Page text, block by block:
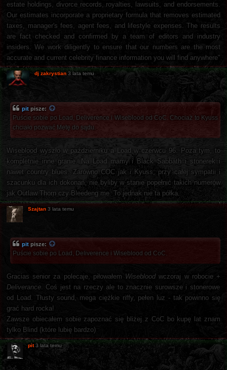
estate holdings, divorce records, royalties, lawsuits, and endorsements.
Our estimates incorporate a proprietary formula that removes estimated
taxes, manager's fees, agent fees, and lifestyle expenses. The results
are fact checked and confirmed by a team of editors and industry
insiders. We work diligently to ensure that our numbers are the most
accurate and current celebrity finance information you will find anywhere"
dj zakrystian 3 lata temu
pit pisze:
Puście sobie po Load, Deliverence i Wiseblood od CoC. Chociaż to Kyuss
chciało pozwać Metę do sądu.
Wiseblood wyszło w październiku a Load w czerwcu 96. Poza tym, to
kompletnie inne granie. Na Load mamy i Black Sabbath i stonerek i
nawet country blues. Zarówno COC jak i Kyuss, przy całej sympatii i
szacunku dla ich dokonań, nie byliby w stanie popełnić takich numerów
jak Outlaw Thorn czy Bleedeng me. To jednak nie ta półka.
Szajtan 3 lata temu
pit pisze:
Puście sobie po Load, Deliverence i Wiseblood od CoC.
Gracias senior za polecaje, piłowałem Wisebloodwczoraj w robocie +
Deliverance . Coś jest na rzeczy ale to znacznie surowsze i stonerowe
od Load. Tłusty sound, mega ciężkie riffy, pełen luz - tak powinno się
grać hard rocka!
Zawsze obiecałem sobie zapoznać się bliżej z CoC bo kupę lat znam
tylko Blind (które lubię bardzo)
pit 3 lata temu